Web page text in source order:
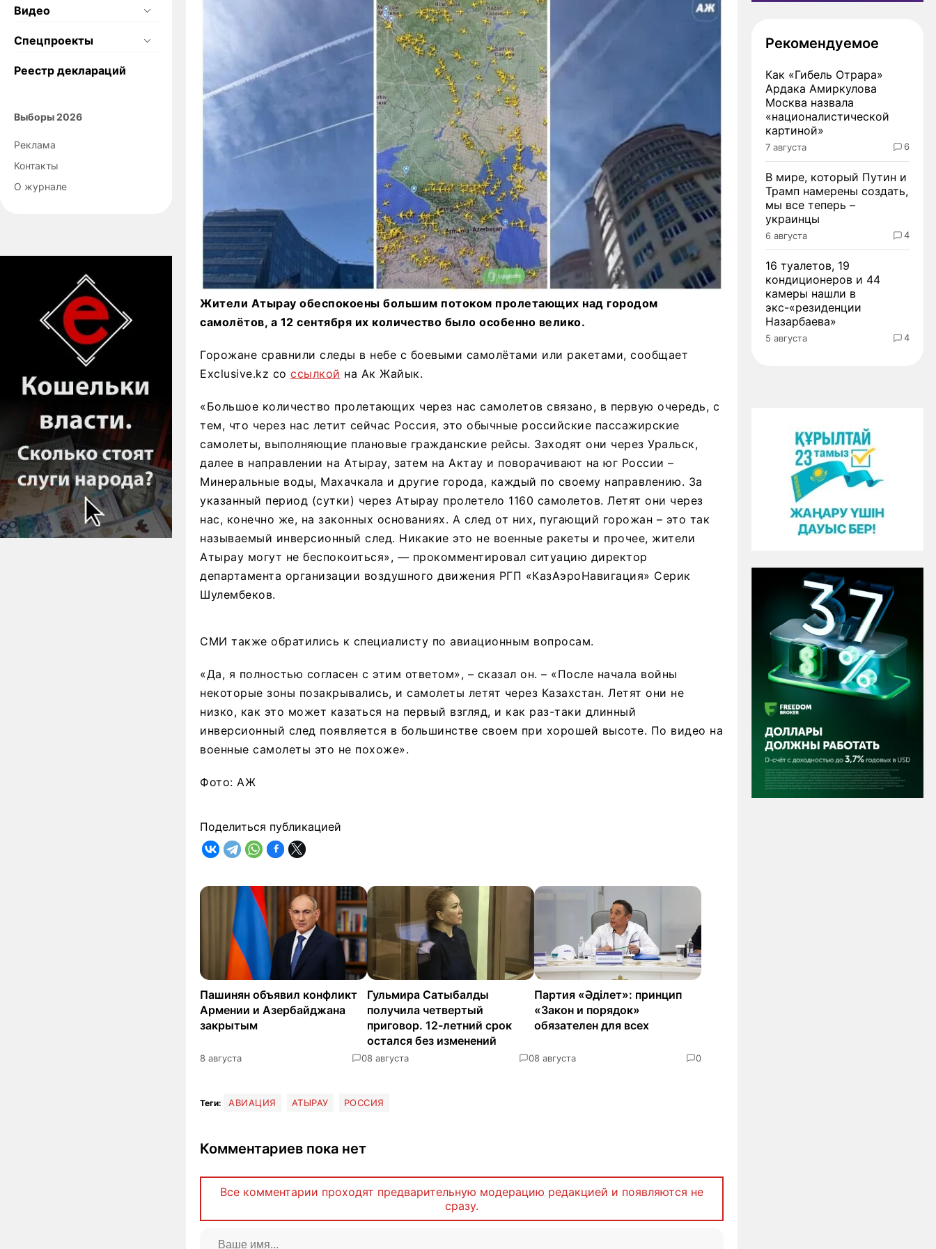
Видео
Спецпроекты
Реестр деклараций
Выборы 2026
Реклама
Контакты
О журнале
Жители Атырау обеспокоены большим потоком пролетающих над городом
самолётов, а 12 сентября их количество было особенно велико.
Горожане сравнили следы в небе с боевыми самолётами или ракетами, сообщает
Exclusive.kz со ссылкой на Ак Жайык.
«Большое количество пролетающих через нас самолетов связано, в первую очередь, с
тем, что через нас летит сейчас Россия, это обычные российские пассажирские
самолеты, выполняющие плановые гражданские рейсы. Заходят они через Уральск,
далее в направлении на Атырау, затем на Актау и поворачивают на юг России –
Минеральные воды, Махачкала и другие города, каждый по своему направлению. За
указанный период (сутки) через Атырау пролетело 1160 самолетов. Летят они через
нас, конечно же, на законных основаниях. А след от них, пугающий горожан – это так
называемый инверсионный след. Никакие это не военные ракеты и прочее, жители
Атырау могут не беспокоиться», — прокомментировал ситуацию директор
департамента организации воздушного движения РГП «КазАэроНавигация» Серик
Шулембеков.
СМИ также обратились к специалисту по авиационным вопросам.
«Да, я полностью согласен с этим ответом», – сказал он. – «После начала войны
некоторые зоны позакрывались, и самолеты летят через Казахстан. Летят они не
низко, как это может казаться на первый взгляд, и как раз-таки длинный
инверсионный след появляется в большинстве своем при хорошей высоте. По видео на
военные самолеты это не похоже».
Фото: АЖ
Поделиться публикацией
Пашинян объявил конфликт
Армении и Азербайджана
закрытым
8 августа 0
Гульмира Сатыбалды
получила четвертый
приговор. 12-летний срок
остался без изменений
8 августа 0
Партия «Әділет»: принцип
«Закон и порядок»
обязателен для всех
8 августа 0
Теги: АВИАЦИЯ АТЫРАУ РОССИЯ
Комментариев пока нет
Все комментарии проходят предварительную модерацию редакцией и появляются не
сразу.
Рекомендуемое
Как «Гибель Отрара»
Ардака Амиркулова
Москва назвала
«националистической
картиной»
7 августа 6
В мире, который Путин и
Трамп намерены создать,
мы все теперь –
украинцы
6 августа 4
16 туалетов, 19
кондиционеров и 44
камеры нашли в
экс-«резиденции
Назарбаева»
5 августа 4